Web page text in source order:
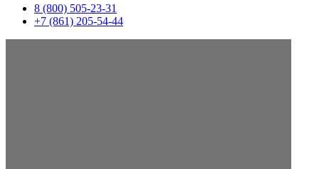
8 (800) 505-23-31
+7 (861) 205-54-44